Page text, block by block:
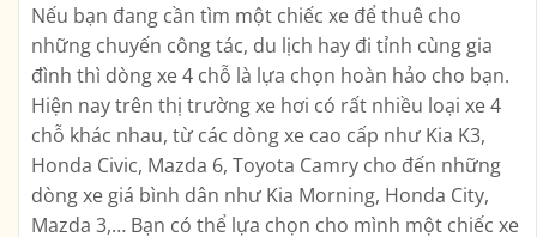
Nếu bạn đang cần tìm một chiếc xe để thuê cho
những chuyến công tác, du lịch hay đi tỉnh cùng gia
đình thì dòng xe 4 chỗ là lựa chọn hoàn hảo cho bạn.
Hiện nay trên thị trường xe hơi có rất nhiều loại xe 4
chỗ khác nhau, từ các dòng xe cao cấp như Kia K3,
Honda Civic, Mazda 6, Toyota Camry cho đến những
dòng xe giá bình dân như Kia Morning, Honda City,
Mazda 3,… Bạn có thể lựa chọn cho mình một chiếc xe